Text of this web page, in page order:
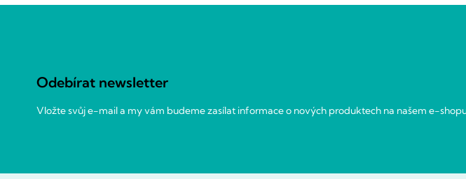
Odebírat newsletter
Vložte svůj e-mail a my vám budeme zasílat informace o nových produktech na našem e-